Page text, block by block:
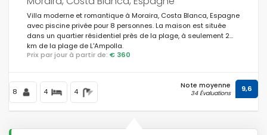
Villa moderne et romantique à Moraira, Costa Blanca, Espagne
avec piscine privée pour 8 personnes. La maison est située
dans un quartier résidentiel près de la plage, à seulement 2
km de la plage de L'Ampolla.
Prix par jour à partir de: € 360
8 4 4
Note moyenne
34 Évaluations 9,6